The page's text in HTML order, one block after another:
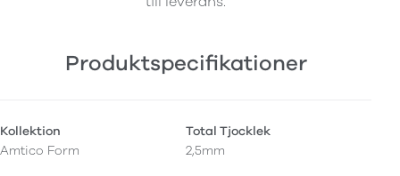
Produktspecifikationer
Kollektion
Amtico Form
Total Tjocklek
2,5mm